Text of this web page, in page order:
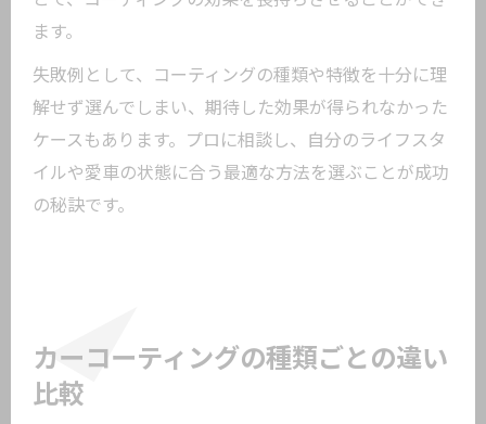
ます。
失敗例として、コーティングの種類や特徴を十分に理
解せず選んでしまい、期待した効果が得られなかった
ケースもあります。プロに相談し、自分のライフスタ
イルや愛車の状態に合う最適な方法を選ぶことが成功
の秘訣です。
カーコーティングの種類ごとの違い
比較